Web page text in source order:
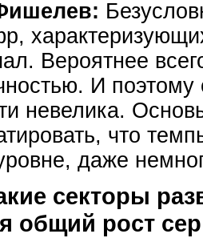
Вероятнее
И
невелика.
что
даже
секторы
общий рост